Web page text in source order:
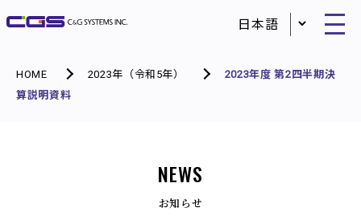
HOME 2023年（令和5年）
2023年度 第2四半期決
算説明資料
NEWS
お知らせ